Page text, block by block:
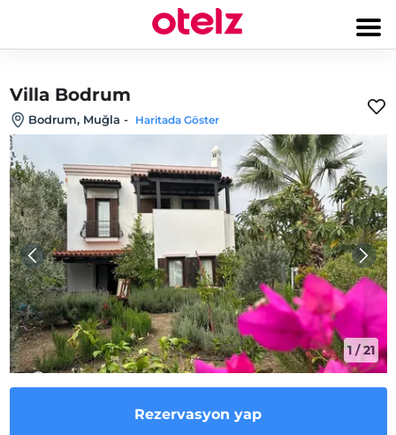
Villa Bodrum
Bodrum, Muğla - Haritada Göster
1 /21
Rezervasyon yap